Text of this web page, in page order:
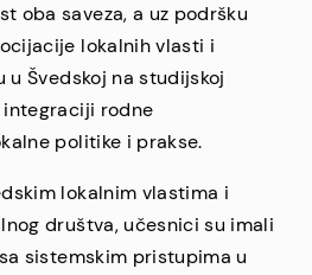
oba saveza, a uz podršku
lokalnih vlasti i
u Švedskoj na studijskoj
rodne
politike i prakse.
lokalnim vlastima i
društva, učesnici su imali
sistemskim pristupima u